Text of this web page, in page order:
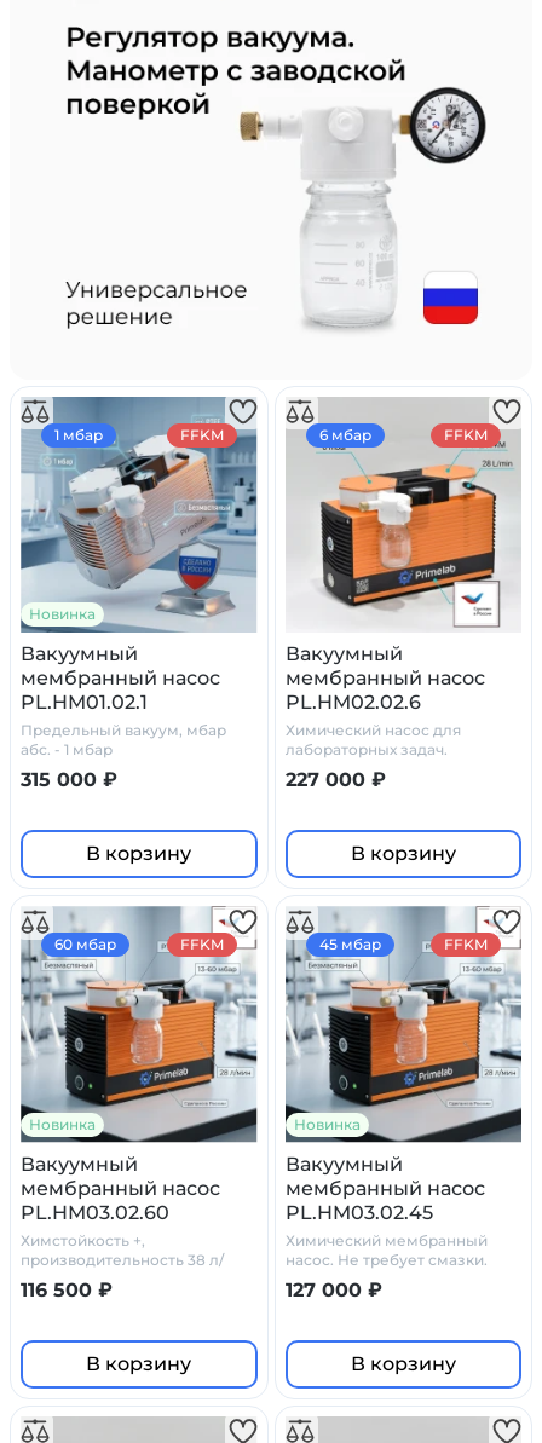
Новинка
Вакуумный
мембранный насос
PL.HM01.02.1
Предельный вакуум, мбар
абс. - 1 мбар
315 000 ₽
В корзину
1 мбар FFKM
Вакуумный
мембранный насос
PL.HM02.02.6
Химический насос для
лабораторных задач.
227 000 ₽
В корзину
6 мбар FFKM
Новинка
Вакуумный
мембранный насос
PL.HM03.02.60
Химстойкость +,
производительность 38 л/
мин, 60 мбар.
116 500 ₽
В корзину
60 мбар FFKM
Новинка
Вакуумный
мембранный насос
PL.HM03.02.45
Химический мембранный
насос. Не требует смазки.
127 000 ₽
В корзину
45 мбар FFKM